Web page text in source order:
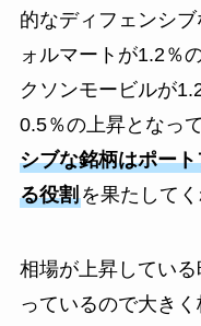
的なディフェンシ
ォルマートが1.2％
クソンモービルが
0.5％の上昇となっ
シブな銘柄はポー
る役割を果たしてく
相場が上昇してい
っているので大き